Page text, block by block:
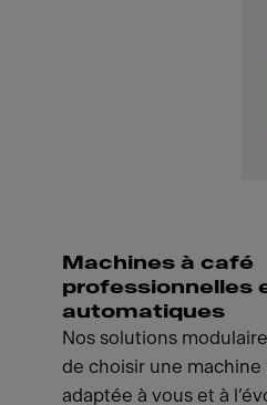
Machines à café
professionnelles
automatiques
Nos solutions
de choisir une
adaptée à vous et à